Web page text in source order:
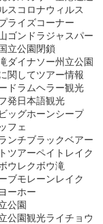
ス コロナウィルス
ライズコーナー
ゴンドラジャスパー
立公園閉鎖
ダイナソー州立公園
関してツアー情報
ドラムヘラー観光
発日本語観光
ビッグホーンシープ
フェ
ンチブラックベアー
ツアーペイトレイク
ウレクボウ滝
ブモレーンレイク
ヨーホー
公園
公園観光ライチョウ